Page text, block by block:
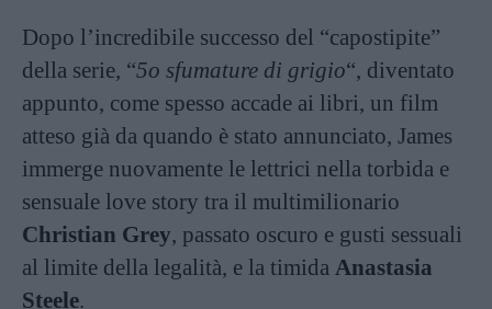
Dopo l’incredibile successo del “capostipite”
della serie, “5o sfumature di grigio“, diventato
appunto, come spesso accade ai libri, un film
atteso già da quando è stato annunciato, James
immerge nuovamente le lettrici nella torbida e
sensuale love story tra il multimilionario
Christian Grey, passato oscuro e gusti sessuali
al limite della legalità, e la timida Anastasia
Steele.